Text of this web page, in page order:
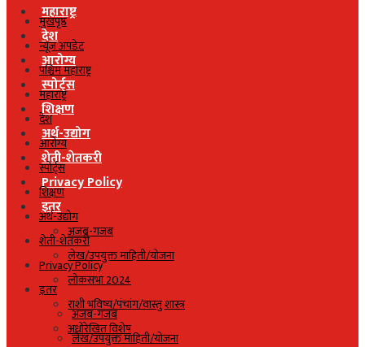
महाराष्ट्र
देश
आरोग्य
स्पोर्ट्स
शिक्षण
अर्थ-उद्योग
शेती-शेतकरी
Privacy Policy
इतर
अजब-गजब
लेख/उपयुक्त माहिती/योजना
लोकसभा 2024
राशी भविष्य/पंचांग/वास्तु शास्त्र
अधोरेखित विशेष
मुखपृष्ठ
न्यूज अपडेट
पश्चिम महाराष्ट्र
महाराष्ट्र
देश
आरोग्य
स्पोर्ट्स
शिक्षण
अर्थ-उद्योग
शेती-शेतकरी
Privacy Policy
इतर
अजब-गजब
लेख/उपयुक्त माहिती/योजना